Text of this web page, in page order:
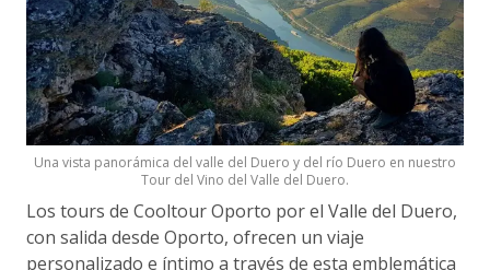
Una vista panorámica del valle del Duero y del río Duero en nuestro
Tour del Vino del Valle del Duero.
Los tours de Cooltour Oporto por el Valle del Duero,
con salida desde Oporto, ofrecen un viaje
personalizado e íntimo a través de esta emblemática